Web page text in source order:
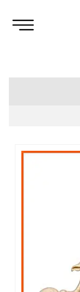
Tornalı Ahşap
Ham Ahşap
Ham Ahşap
Ham Ahşap
Ham Ahşap
Ham Ahşap